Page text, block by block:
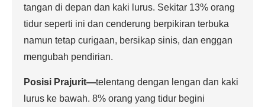
tangan di depan dan kaki lurus. Sekitar 13% orang
tidur seperti ini dan cenderung berpikiran terbuka
namun tetap curigaan, bersikap sinis, dan enggan
mengubah pendirian.
Posisi Prajurit—telentang dengan lengan dan kaki
lurus ke bawah. 8% orang yang tidur begini